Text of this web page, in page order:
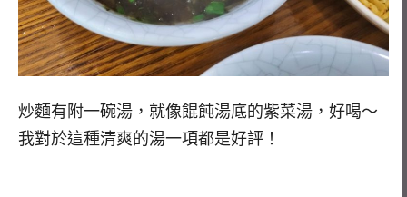
炒麵有附一碗湯，就像餛飩湯底的紫菜湯，好喝～
我對於這種清爽的湯一項都是好評！